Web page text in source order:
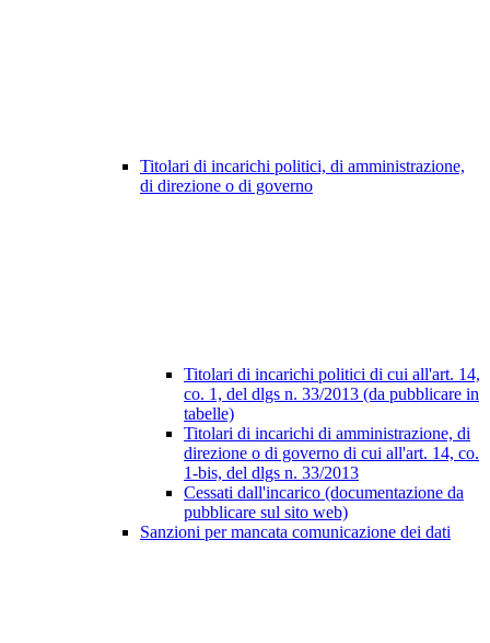
Titolari di incarichi politici, di amministrazione,
di direzione o di governo
Titolari di incarichi politici di cui all'art. 14,
co. 1, del dlgs n. 33/2013 (da pubblicare in
tabelle)
Titolari di incarichi di amministrazione, di
direzione o di governo di cui all'art. 14, co.
1-bis, del dlgs n. 33/2013
Cessati dall'incarico (documentazione da
pubblicare sul sito web)
Sanzioni per mancata comunicazione dei dati